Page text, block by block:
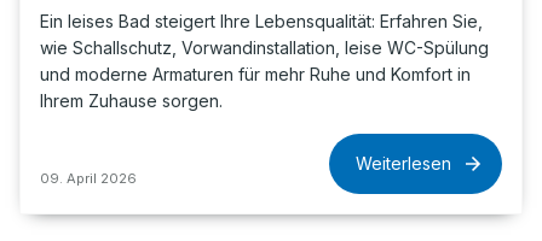
Ein leises Bad steigert Ihre Lebensqualität: Erfahren Sie,
wie Schallschutz, Vorwandinstallation, leise WC-Spülung
und moderne Armaturen für mehr Ruhe und Komfort in
Ihrem Zuhause sorgen.
09. April 2026
Weiterlesen